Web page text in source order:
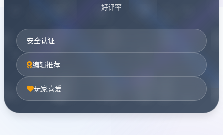
好评率
安全认证
编辑推荐
玩家喜爱